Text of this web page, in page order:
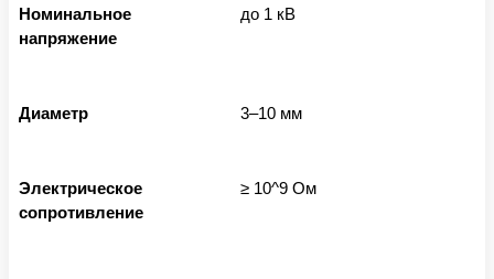
Номинальное
напряжение
до 1 кВ
Диаметр 3–10 мм
Электрическое
сопротивление
≥ 10^9 Ом